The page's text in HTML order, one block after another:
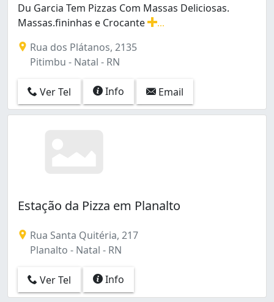
Du Garcia Tem Pizzas Com Massas Deliciosas.
Massas.fininhas e Crocante
Rua dos Plátanos, 2135
Pitimbu - Natal - RN
Ver Tel Info Email
Estação da Pizza em Planalto
Rua Santa Quitéria, 217
Planalto - Natal - RN
Ver Tel Info